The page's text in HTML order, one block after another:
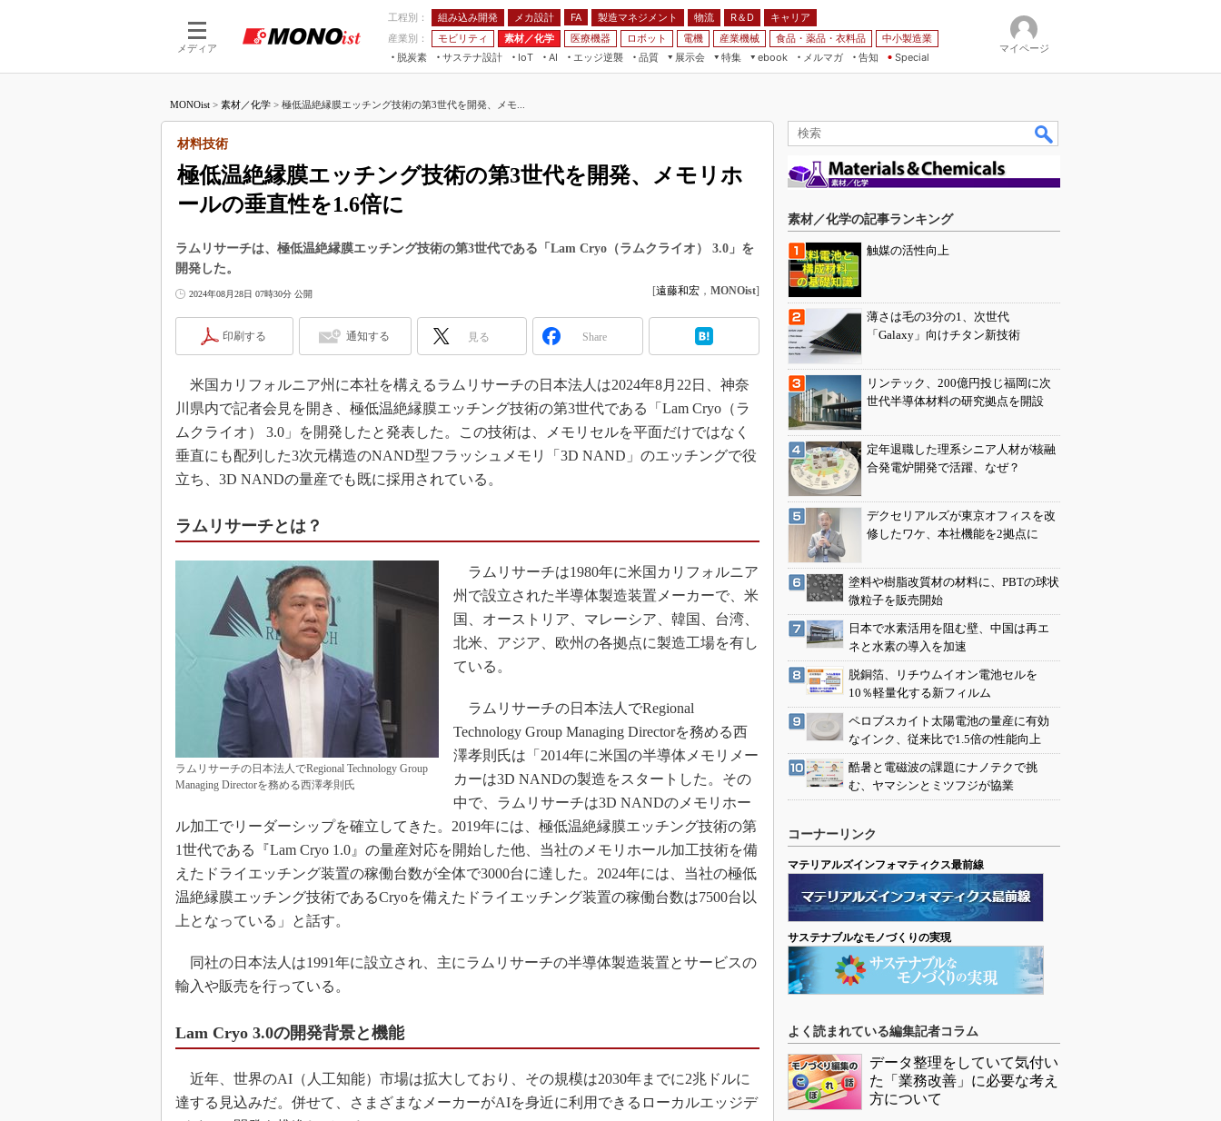
メディア
工程別： 組み込み開発 メカ設計 FA 製造マネジメント 物流 R＆D
キャリア
産業別：
モビリティ 素材／化学 医療機器 ロボット 電機 産業機械 食品・薬品・衣料品
中小製造業
脱炭素
サステナ設計
IoT
つながる工場
AI
AI×設備保全
エッジ逆襲 品質
展示会
JIMTOF
IIFES
TECHNO-FRONTIER
EdgeTech+
産業オープンネット展
特集
VR／AR
フィールドサービス
組み込み画像技術
車載ソフト開発
ISO26262
無償設計ツール
3Dプリンタ
デジタルツインとCAE
メイドインジャパン
知財マネジメント
新型コロナへの対応
ebook
FA
モビリティ
メルマガ
告知 Special
マイページ
MONOist > 素材／化学 > 極低温絶縁膜エッチング技術の第3世代を開発、メモ...
極低温絶縁膜エッチング技術の第3世代を開発、メモリホ
ールの垂直性を1.6倍に
材料技術
ラムリサーチは、極低温絶縁膜エッチング技術の第3世代である「Lam Cryo（ラムクライオ） 3.0」を
開発した。
2024年08月28日 07時30分 公開 [遠藤和宏 ， MONOist]
印刷する 通知する 見る Share
米国カリフォルニア州に本社を構えるラムリサーチの日本法人は2024年8月22日、神奈
川県内で記者会見を開き、極低温絶縁膜エッチング技術の第3世代である「Lam Cryo（ラ
ムクライオ） 3.0」を開発したと発表した。この技術は、メモリセルを平面だけではなく
垂直にも配列した3次元構造のNAND型フラッシュメモリ「3D NAND」のエッチングで役
立ち、3D NANDの量産でも既に採用されている。
ラムリサーチとは？
ラムリサーチの日本法人でRegional Technology Group
Managing Directorを務める西澤孝則氏
ラムリサーチは1980年に米国カリフォルニア
州で設立された半導体製造装置メーカーで、米
国、オーストリア、マレーシア、韓国、台湾、
北米、アジア、欧州の各拠点に製造工場を有し
ている。
ラムリサーチの日本法人でRegional
Technology Group Managing Directorを務める西
澤孝則氏は「2014年に米国の半導体メモリメー
カーは3D NANDの製造をスタートした。その
中で、ラムリサーチは3D NANDのメモリホー
ル加工でリーダーシップを確立してきた。2019年には、極低温絶縁膜エッチング技術の第
1世代である『Lam Cryo 1.0』の量産対応を開始した他、当社のメモリホール加工技術を備
えたドライエッチング装置の稼働台数が全体で3000台に達した。2024年には、当社の極低
温絶縁膜エッチング技術であるCryoを備えたドライエッチング装置の稼働台数は7500台以
上となっている」と話す。
同社の日本法人は1991年に設立され、主にラムリサーチの半導体製造装置とサービスの
輸入や販売を行っている。
Lam Cryo 3.0の開発背景と機能
近年、世界のAI（人工知能）市場は拡大しており、その規模は2030年までに2兆ドルに
達する見込みだ。併せて、さまざまなメーカーがAIを身近に利用できるローカルエッジデ
素材／化学の記事ランキング
触媒の活性向上
薄さは毛の3分の1、次世代
「Galaxy」向けチタン新技術
リンテック、200億円投じ福岡に次
世代半導体材料の研究拠点を開設
定年退職した理系シニア人材が核融
合発電炉開発で活躍、なぜ？
デクセリアルズが東京オフィスを改
修したワケ、本社機能を2拠点に
塗料や樹脂改質材の材料に、PBTの球状
微粒子を販売開始
日本で水素活用を阻む壁、中国は再エ
ネと水素の導入を加速
脱銅箔、リチウムイオン電池セルを
10％軽量化する新フィルム
ペロブスカイト太陽電池の量産に有効
なインク、従来比で1.5倍の性能向上
酷暑と電磁波の課題にナノテクで挑
む、ヤマシンとミツフジが協業
コーナーリンク
マテリアルズインフォマティクス最前線
サステナブルなモノづくりの実現
よく読まれている編集記者コラム
データ整理をしていて気付い
た「業務改善」に必要な考え
方について